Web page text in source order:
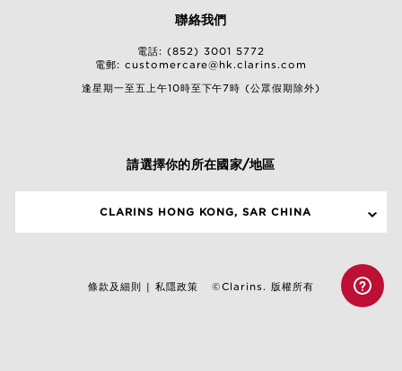
聯絡我們
電話: (852) 3001 5772
電郵: customercare@hk.clarins.com
逢星期一至五上午10時至下午7時 (公眾假期除外)
請選擇你的所在國家/地區
CLARINS HONG KONG, SAR CHINA
條款及細則 | 私隱政策 ©Clarins. 版權所有